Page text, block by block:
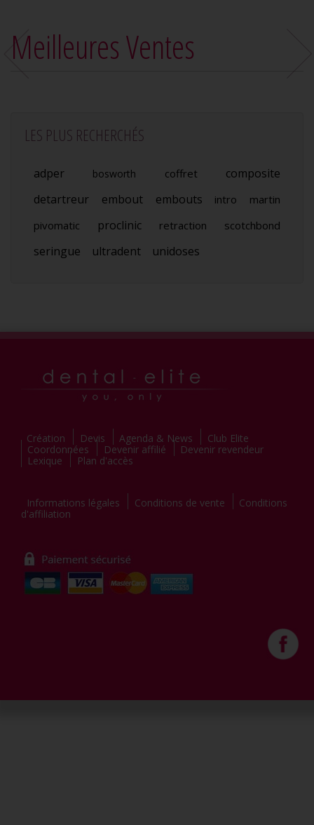
Meilleures Ventes
LES PLUS RECHERCHÉS
adper bosworth coffret
composite
detartreur
embout embouts intro
martin
pivomatic
proclinic retraction scotchbond
seringue ultradent unidoses
Création Devis Agenda & News
Club Elite
Coordonnées
Devenir affilié
Devenir revendeur
Lexique
Plan d'accès
Informations légales Conditions de vente
Conditions
d'affiliation